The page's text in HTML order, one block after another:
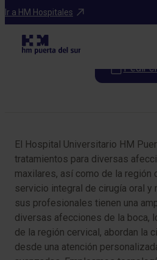
Ir a HM Hospitales
Especialidades
Cirugía Oral y
Pedir
El Hospital Universitario HM
tratamientos para diversas
maxilares, así como de la región
servicio integral de cirugía oral y
sus profesionales tienen una
diversas afecciones de la boca,
de la región cervical, abordan la
desde una atención